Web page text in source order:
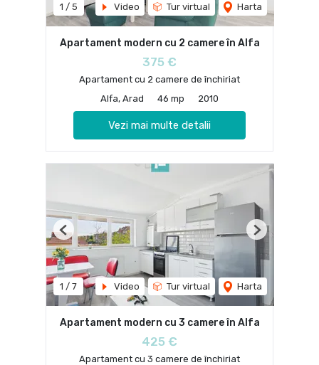
1 / 5 Video Tur virtual Harta
Apartament modern cu 2 camere în Alfa
375 €
Apartament cu 2 camere de închiriat
Alfa, Arad
46 mp 2010
Vezi mai multe detalii
1 / 7 Video Tur virtual Harta
Previous Next
Apartament modern cu 3 camere în Alfa
425 €
Apartament cu 3 camere de închiriat